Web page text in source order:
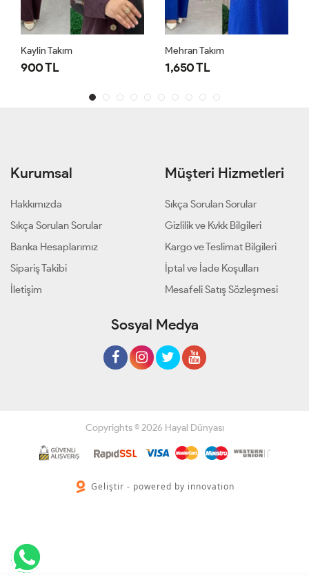
Kaylin Takım
900 TL
Mehran Takım
1,650 TL
Kurumsal
Hakkımızda
Sıkça Sorulan Sorular
Banka Hesaplarımız
Sipariş Takibi
İletişim
Müşteri Hizmetleri
Sıkça Sorulan Sorular
Gizlilik ve Kvkk Bilgileri
Kargo ve Teslimat Bilgileri
İptal ve İade Koşulları
Mesafeli Satış Sözleşmesi
Sosyal Medya
Copyrights © 2026 Hayal Dünyası
Geliştir - powered by innovation